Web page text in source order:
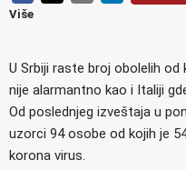
Više
U Srbiji raste broj obolelih
nije alarmantno kao i Italiji
Od poslednjeg izveštaja u
uzorci 94 osobe od kojih je
korona virus.